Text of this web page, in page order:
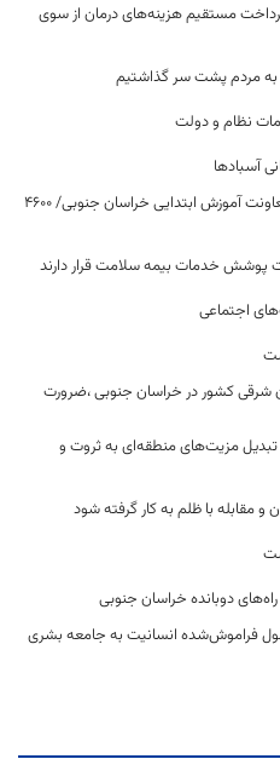
مستقیم هزینه‌های درمان از سوی
به مردم پشت سر گذاشتیم
نظام و دولت
آسبادها
تقدیر مقام عالی وزارت از عملکرد جهادی معاونت آموزش ابتدایی خراسان جنوبی/ ۴۶۰۰
اجتماعی
شرقی کشور در خراسان جنوبی ،ضرورت
مزیت‌های منطقه‌ای به ثروت و
مقابله با ظلم به کار گرفته شود
فراموش‌شده انسانیت به جامعه بشری